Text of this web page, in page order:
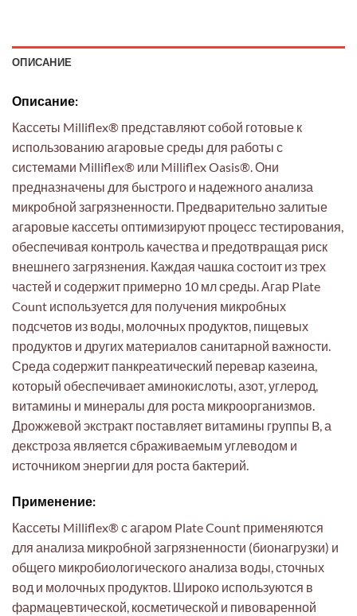
ОПИСАНИЕ
Описание:
Кассеты Milliflex® представляют собой готовые к
использованию агаровые среды для работы с
системами Milliflex® или Milliflex Oasis®. Они
предназначены для быстрого и надежного анализа
микробной загрязненности. Предварительно залитые
агаровые кассеты оптимизируют процесс тестирования,
обеспечивая контроль качества и предотвращая риск
внешнего загрязнения. Каждая чашка состоит из трех
частей и содержит примерно 10 мл среды. Агар Plate
Count используется для получения микробных
подсчетов из воды, молочных продуктов, пищевых
продуктов и других материалов санитарной важности.
Среда содержит панкреатический перевар казеина,
который обеспечивает аминокислоты, азот, углерод,
витамины и минералы для роста микроорганизмов.
Дрожжевой экстракт поставляет витамины группы B, а
декстроза является сбраживаемым углеводом и
источником энергии для роста бактерий.
Применение:
Кассеты Milliflex® с агаром Plate Count применяются
для анализа микробной загрязненности (бионагрузки) и
общего микробиологического анализа воды, сточных
вод и молочных продуктов. Широко используются в
фармацевтической, косметической и пивоваренной